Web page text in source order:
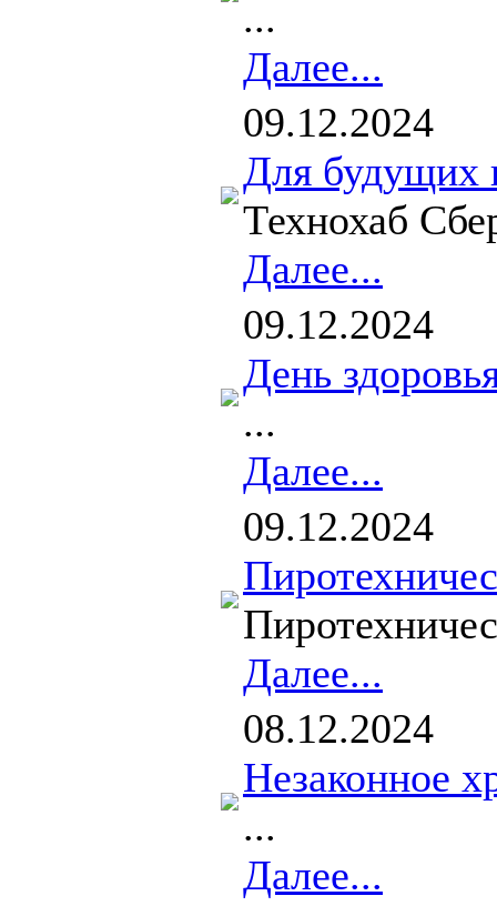
...
Далее...
09.12.2024
Для будущих
Технохаб
Далее...
09.12.2024
День
...
Далее...
09.12.2024
Далее...
08.12.2024
Незаконное
...
Далее...